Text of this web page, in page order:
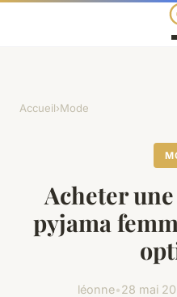
Accueil›Mode
Acheter
pyjama
léonne•28 mai